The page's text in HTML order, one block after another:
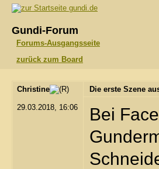
gundi.de
Gundi-Forum
Forums-Ausgangsseite
zurück zum Board
Christine
29.03.2018, 16:06
Die erste Szene
Bei